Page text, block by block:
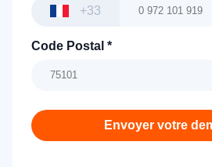
+33
Code Postal *
Envoyer votre